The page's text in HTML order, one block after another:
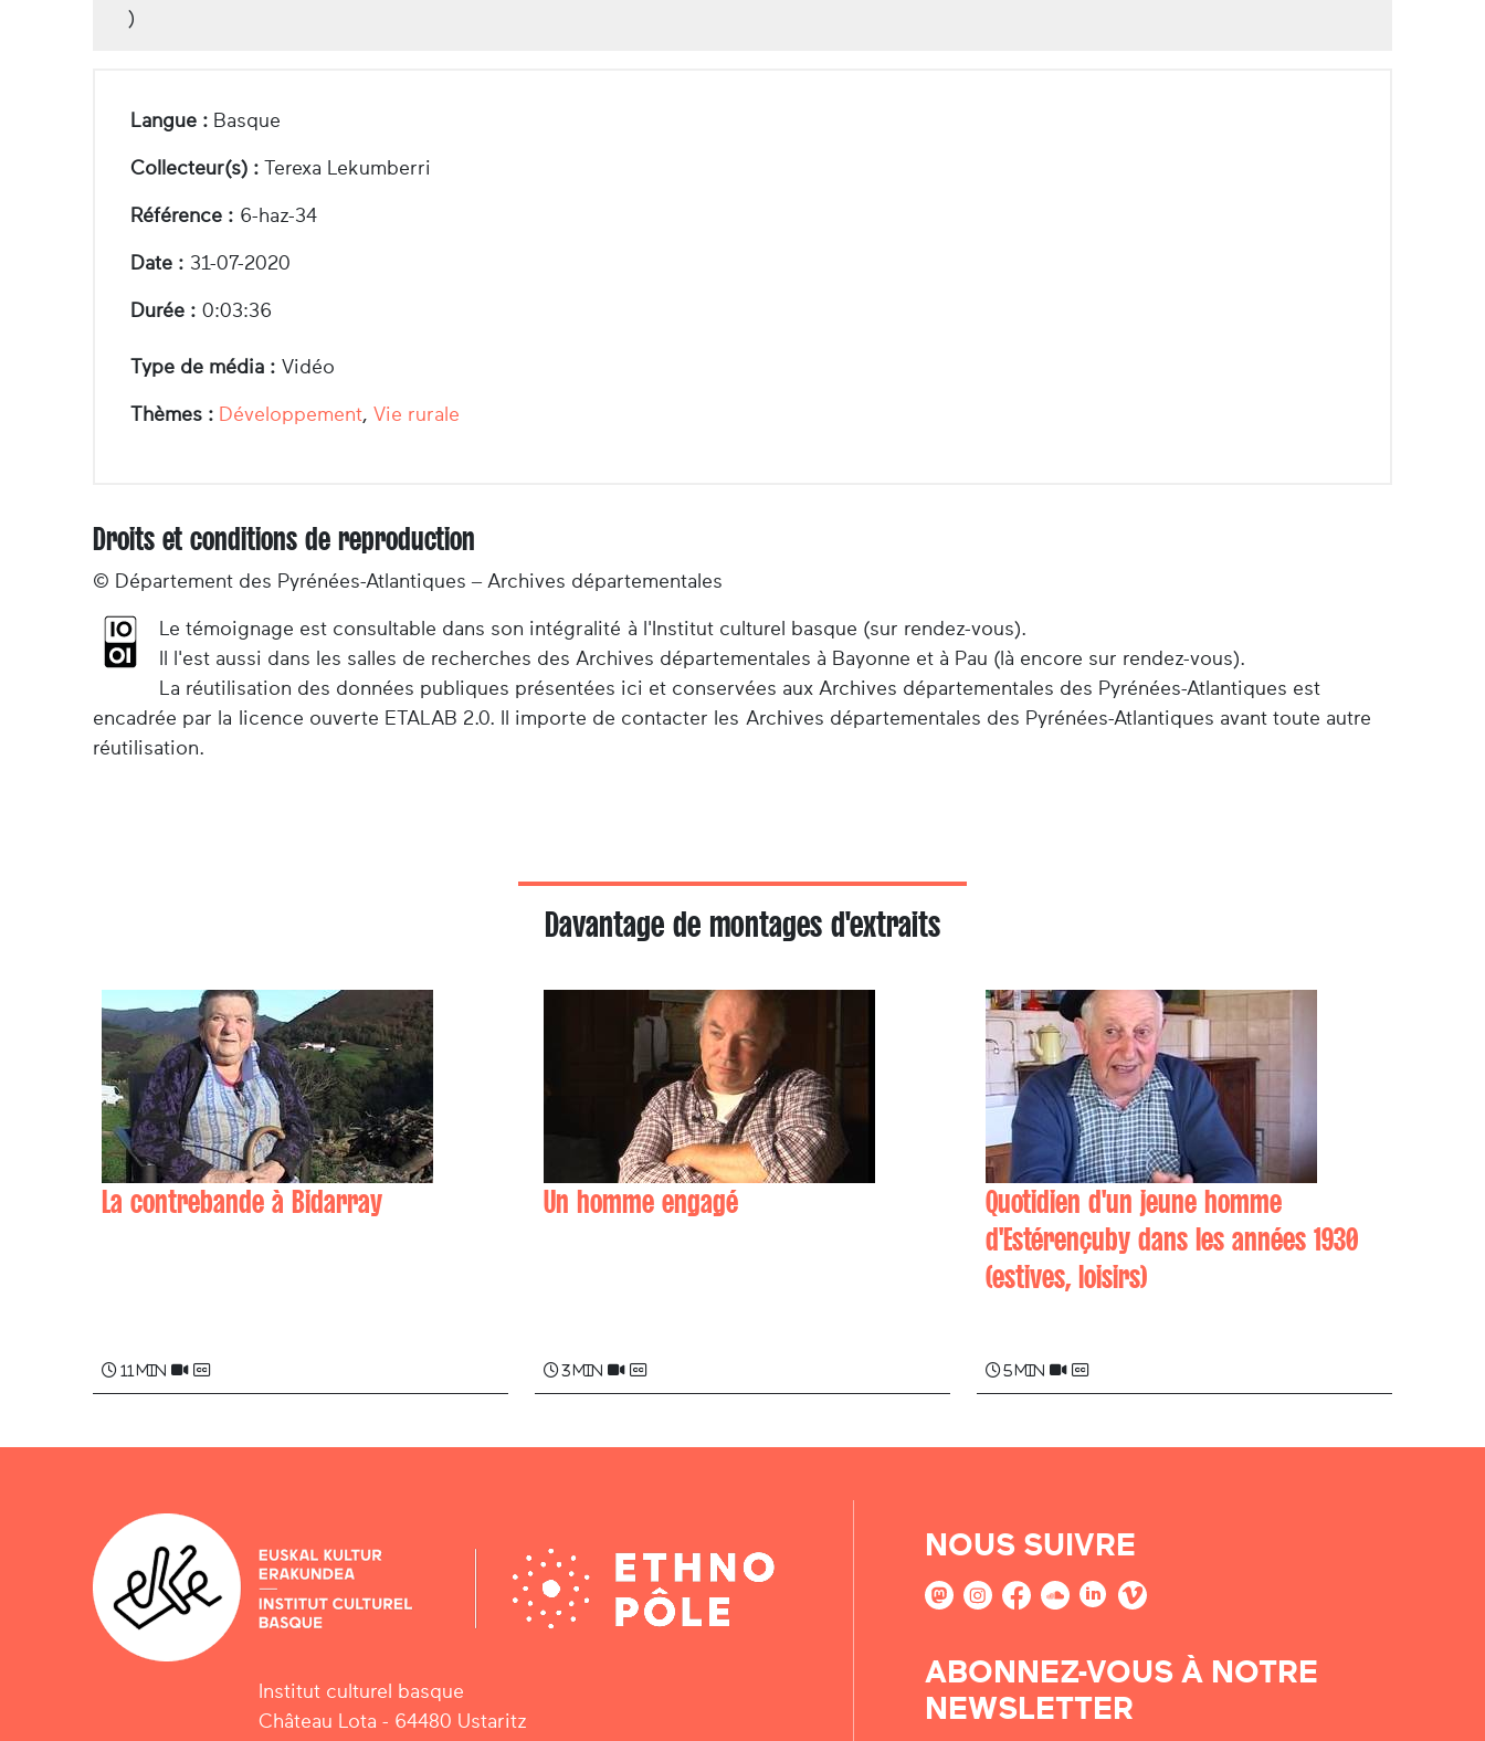
)
Langue : Basque
Collecteur(s) : Terexa Lekumberri
Référence : 6-haz-34
Date : 31-07-2020
Durée : 0:03:36
Type de média : Vidéo
Thèmes : Développement, Vie rurale
Droits et conditions de reproduction
© Département des Pyrénées-Atlantiques – Archives départementales
Le témoignage est consultable dans son intégralité à l'Institut culturel basque (sur rendez-vous).
Il l'est aussi dans les salles de recherches des Archives départementales à Bayonne et à Pau (là encore sur rendez-vous).
La réutilisation des données publiques présentées ici et conservées aux Archives départementales des Pyrénées-Atlantiques est
encadrée par la licence ouverte ETALAB 2.0. Il importe de contacter les Archives départementales des Pyrénées-Atlantiques avant toute autre
réutilisation.
Davantage de montages d'extraits
La contrebande à Bidarray
11 min
Un homme engagé
3 min
Quotidien d'un jeune homme
d'Estérençuby dans les années 1930
(estives, loisirs)
5 min
Institut culturel basque
Château Lota - 64480 Ustaritz
NOUS SUIVRE
ABONNEZ-VOUS À NOTRE
NEWSLETTER